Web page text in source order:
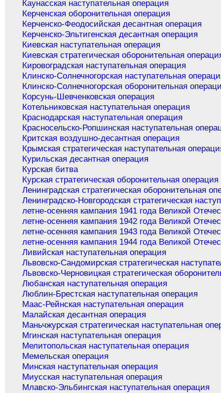
Каунасская наступательная операция
Керченская оборонительная операция
Керченско-Феодосийская десантная операция
Керченско-Эльтигенская десантная операция
Киевская наступательная операция
Киевская стратегическая оборонительная
Кировоградская наступательная операция
Клинско-Солнечногорская наступательная
Клинско-Солнечногорская оборонительная
Корсунь-Шевченковская операция
Котельниковская наступательная операция
Краснодарская наступательная операция
Красносельско-Ропшинская наступательная
Критская воздушно-десантная операция
Крымская стратегическая наступательная
Курильская десантная операция
Курская битва
Курская стратегическая оборонительная операция
Ленинградская стратегическая оборонительная
Ленинградско-Новгородская стратегическая
летне-осенняя кампания 1941 года Великой
летне-осенняя кампания 1942 года Великой
летне-осенняя кампания 1943 года Великой
летне-осенняя кампания 1944 года Великой
Ливийская наступательная операция
Львовско-Сандомирская стратегическая
Львовско-Черновицкая стратегическая
Любанская наступательная операция
Люблин-Брестская наступательная операция
Маас-Рейнская наступательная операция
Малайская десантная операция
Маньчжурская стратегическая наступательная
Мгинская наступательная операция
Мелитопольская наступательная операция
Мемельская операция
Минская наступательная операция
Миусская наступательная операция
Млавско-Эльбингская наступательная операция